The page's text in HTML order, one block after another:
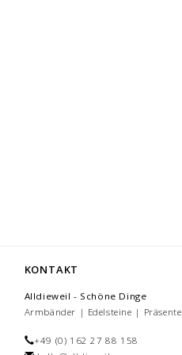
KONTAKT
Alldieweil - Schöne Dinge
Armbänder | Edelsteine | Präsente
+49 (0) 162 27 88 158